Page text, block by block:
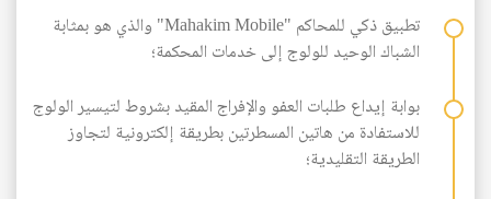
تطبیق ذكي للمحاكم "Mahakim Mobile" والذي هو بمثابة
الشباك الوحيد للولوج إلى خدمات المحكمة؛
بوابة إيداع طلبات العفو والإفراج المقید بشروط لتيسير الولوج
للاستفادة من هاتين المسطرتين بطريقة إلكترونية لتجاوز
الطريقة التقليدية؛